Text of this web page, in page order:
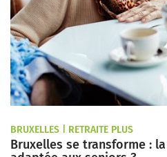
BRUXELLES | RETRAITE PLUS
Bruxelles se transforme :